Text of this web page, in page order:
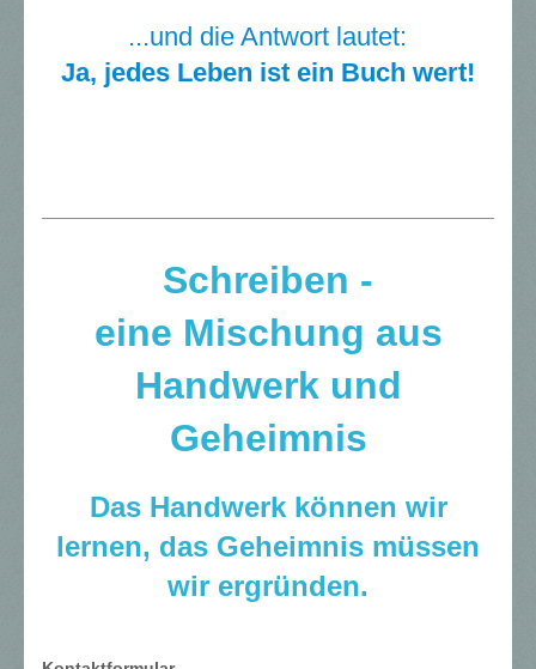
...und die Antwort lautet:
Ja, jedes Leben ist ein Buch wert!
Schreiben -
eine Mischung aus
Handwerk und
Geheimnis
Das Handwerk können wir
lernen, das Geheimnis müssen
wir ergründen.